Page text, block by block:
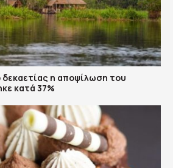
δεκαετίας η αποψίλωση του
κατά 37%